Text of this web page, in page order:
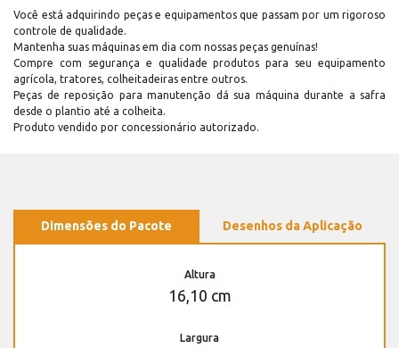
Você está adquirindo peças e equipamentos que passam por um rigoroso
controle de qualidade.
Mantenha suas máquinas em dia com nossas peças genuínas!
Compre com segurança e qualidade produtos para seu equipamento
agrícola, tratores, colheitadeiras entre outros.
Peças de reposição para manutenção dá sua máquina durante a safra
desde o plantio até a colheita.
Produto vendido por concessionário autorizado.
Dimensões do Pacote Desenhos da Aplicação
Altura
16,10 cm
Largura